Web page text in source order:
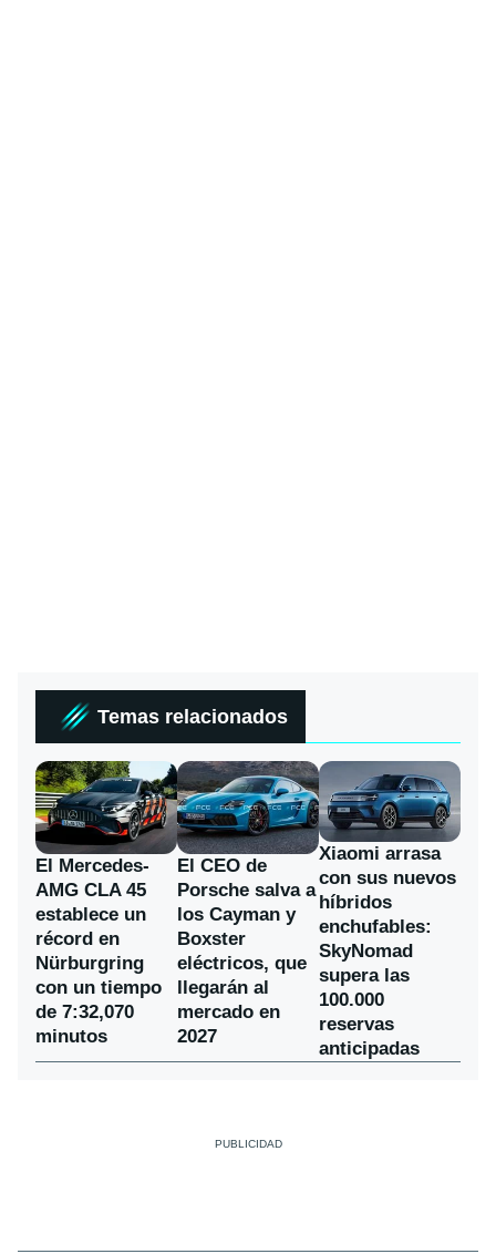
Temas relacionados
El Mercedes-
AMG CLA 45
establece un
récord en
Nürburgring
con un tiempo
de 7:32,070
minutos
El CEO de
Porsche salva a
los Cayman y
Boxster
eléctricos, que
llegarán al
mercado en
2027
Xiaomi arrasa
con sus nuevos
híbridos
enchufables:
SkyNomad
supera las
100.000
reservas
anticipadas